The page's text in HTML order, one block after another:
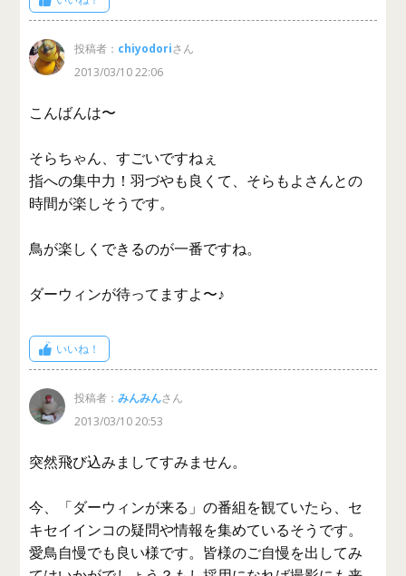
投稿者： chiyodoriさん
2013/03/10 22:06
こんばんは〜
そらちゃん、すごいですねぇ
指への集中力！羽づやも良くて、そらもよさんとの
時間が楽しそうです。
鳥が楽しくできるのが一番ですね。
ダーウィンが待ってますよ〜♪
いいね！
投稿者：みんみんさん
2013/03/10 20:53
突然飛び込みましてすみません。
今、「ダーウィンが来る」の番組を観ていたら、セ
キセイインコの疑問や情報を集めているそうです。
愛鳥自慢でも良い様です。皆様のご自慢を出してみ